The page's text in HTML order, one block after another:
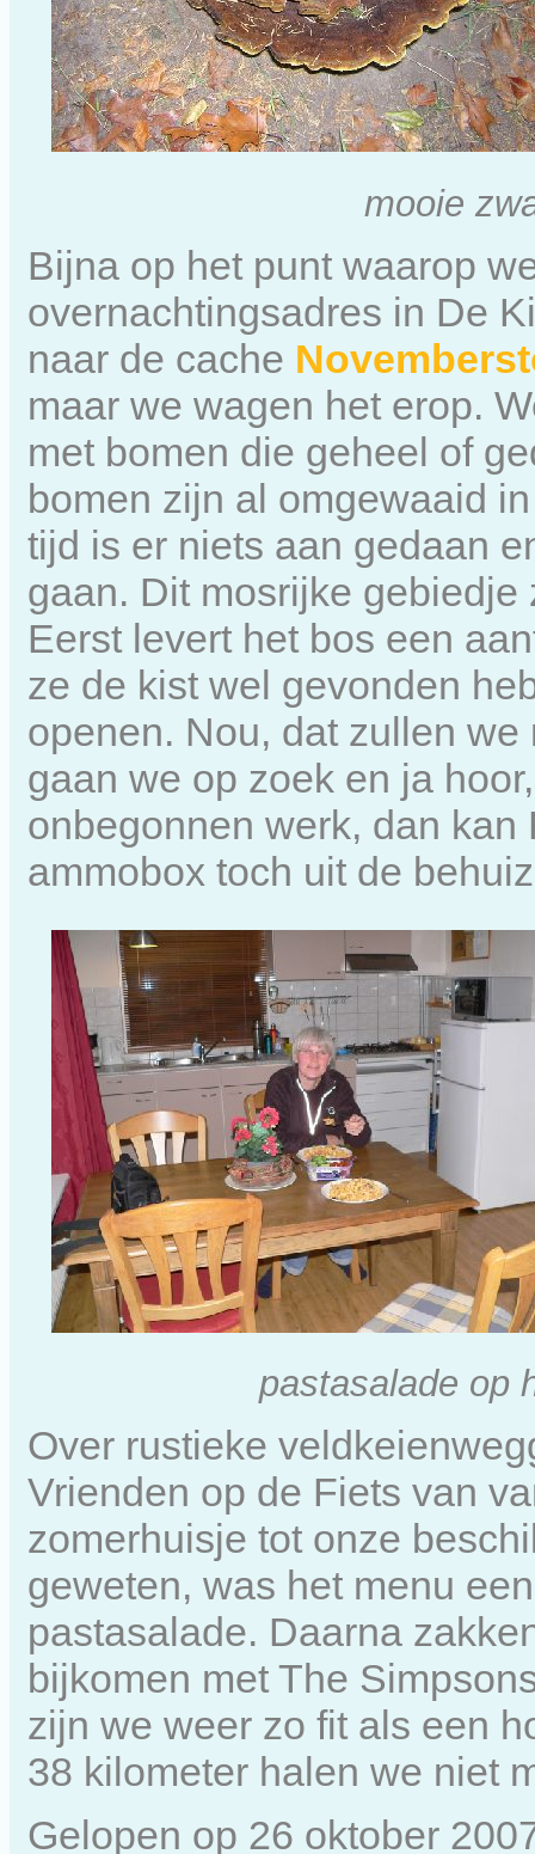
mooie
Bijna op het punt waarop
overnachtingsadres in De
naar de cache
maar we wagen het erop.
met bomen die geheel of
bomen zijn al omgewaaid
tijd is er niets aan gedaan
gaan. Dit mosrijke
Eerst levert het bos een
ze de kist wel gevonden
openen. Nou, dat zullen
gaan we op zoek en ja
onbegonnen werk, dan
ammobox toch uit de
pastasalade op
Over rustieke
Vrienden op de Fiets van
zomerhuisje tot onze
geweten, was het menu
pastasalade. Daarna
bijkomen met The
zijn we weer zo fit als een
38 kilometer halen we niet
Gelopen op 26 oktober